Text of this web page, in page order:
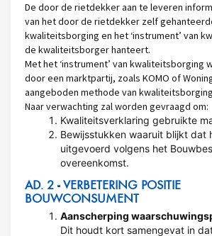
De door de rietdekker aan te leveren
van het door de rietdekker zelf
kwaliteitsborging en het ‘instrument’ van
de kwaliteitsborger hanteert.
Met het ‘instrument’ van kwaliteitsborging
door een marktpartij, zoals KOMO of
aangeboden methode van
Naar verwachting zal worden gevraagd om:
Kwaliteitsverklaring gebruikte
Bewijsstukken waaruit blijkt dat
uitgevoerd volgens het
overeenkomst.
AD. 2 - VERBETERING POSITIE
BOUWCONSUMENT
Aanscherping
Dit houdt kort samengevat in